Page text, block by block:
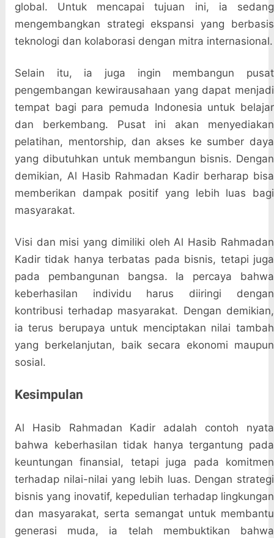
global. Untuk mencapai tujuan ini, ia sedang
mengembangkan strategi ekspansi yang berbasis
teknologi dan kolaborasi dengan mitra internasional.
Selain itu, ia juga ingin membangun pusat
pengembangan kewirausahaan yang dapat menjadi
tempat bagi para pemuda Indonesia untuk belajar
dan berkembang. Pusat ini akan menyediakan
pelatihan, mentorship, dan akses ke sumber daya
yang dibutuhkan untuk membangun bisnis. Dengan
demikian, Al Hasib Rahmadan Kadir berharap bisa
memberikan dampak positif yang lebih luas bagi
masyarakat.
Visi dan misi yang dimiliki oleh Al Hasib Rahmadan
Kadir tidak hanya terbatas pada bisnis, tetapi juga
pada pembangunan bangsa. Ia percaya bahwa
keberhasilan individu harus diiringi dengan
kontribusi terhadap masyarakat. Dengan demikian,
ia terus berupaya untuk menciptakan nilai tambah
yang berkelanjutan, baik secara ekonomi maupun
sosial.
Kesimpulan
Al Hasib Rahmadan Kadir adalah contoh nyata
bahwa keberhasilan tidak hanya tergantung pada
keuntungan finansial, tetapi juga pada komitmen
terhadap nilai-nilai yang lebih luas. Dengan strategi
bisnis yang inovatif, kepedulian terhadap lingkungan
dan masyarakat, serta semangat untuk membantu
generasi muda, ia telah membuktikan bahwa